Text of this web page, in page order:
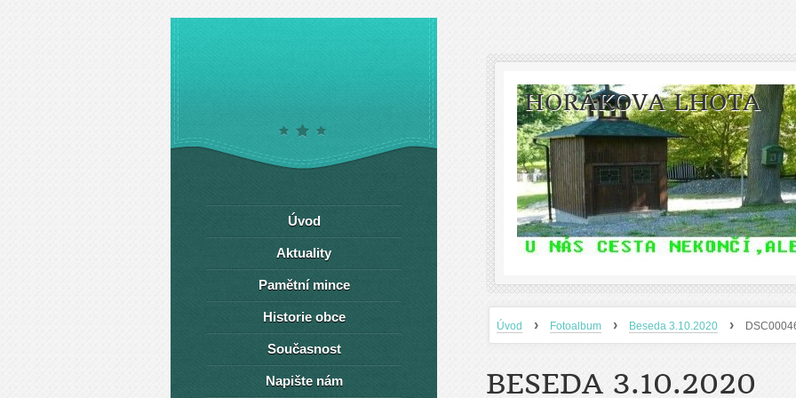
HORÁKOVA LHOTA
Úvod › Fotoalbum › Beseda 3.10.2020 ›
BESEDA 3.10.2020
Úvod
Aktuality
Pamětní mince
Historie obce
Současnost
Napište nám